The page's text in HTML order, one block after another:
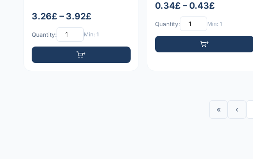
3.26£ – 3.92£
Quantity: Min: 1
0.34£ – 0.43£
Quantity: Min: 1
« ‹